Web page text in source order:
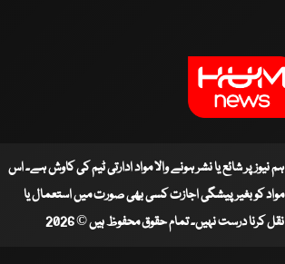
ہم نیوز پر شائع یا نشر ہونے والا مواد ادارتی ٹیم کی کاوش ہے۔ اس
مواد کو بغیر پیشگی اجازت کسی بھی صورت میں استعمال یا
نقل کرنا درست نہیں۔ تمام حقوق محفوظ ہیں © 2026